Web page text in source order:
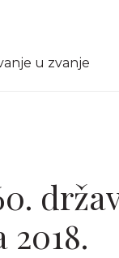
u zvanje